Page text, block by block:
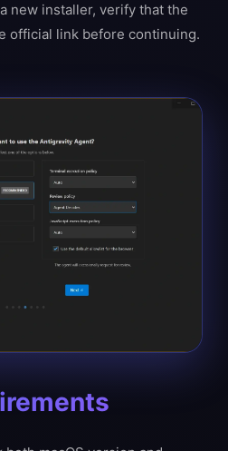
new installer, verify that the
official link before continuing.